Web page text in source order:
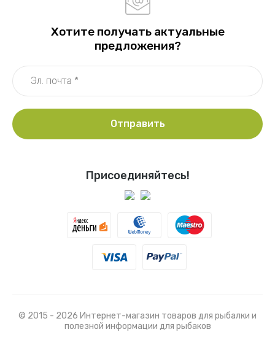
Присоединяйтесь!
Хотите получать актуальные
предложения?
Отправить
© 2015 - 2026 Интернет-магазин товаров для рыбалки и
полезной информации для рыбаков